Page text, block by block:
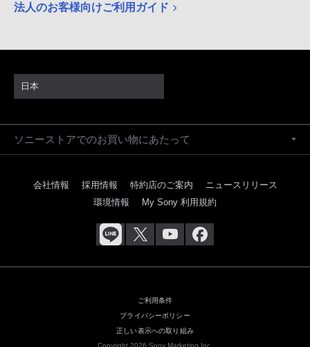
法人のお客様向けご利用ガイド
日本
ソニーストアでのお買い物にあたって
会社情報 採用情報 特約店のご案内
ニュースリリース
環境情報
My Sony 利用規約
ご利用条件
プライバシーポリシー
正しい表示への取り組み
Copyright 2026 Sony Marketing Inc.